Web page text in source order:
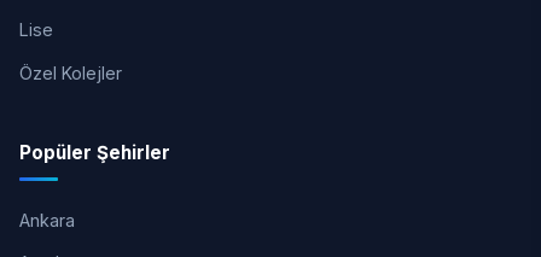
Lise
Özel Kolejler
Popüler Şehirler
Ankara